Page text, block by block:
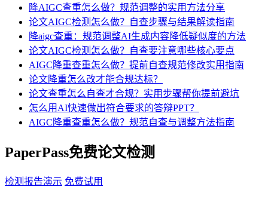
降AIGC查重怎么做？规范调整的实用方法分享
论文AIGC检测怎么做？自查步骤与结果解读指南
降aigc查重：规范调整AI生成内容降低疑似度的方法
论文AIGC检测怎么做？自查要注意哪些核心要点
AIGC降重查重怎么做？提前自查规范修改实用指南
论文降重怎么改才能合规达标？
论文查重怎么自查才合规？实用步骤帮你提前避坑
怎么用AI快速做出符合要求的答辩PPT？
AIGC降重查重怎么做？规范自查与调整方法指南
PaperPass免费论文检测
检测报告演示 免费试用